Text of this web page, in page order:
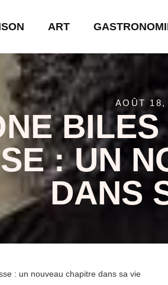
ART
AOÛT 18,
: UN
DANS
: un nouveau chapitre dans sa vie